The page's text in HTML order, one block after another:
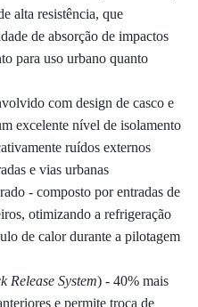
alta resistência, que
de absorção de impactos
para uso urbano quanto
com design de casco e
excelente nível de isolamento
ruídos externos
e vias urbanas
- composto por entradas de
otimizando a refrigeração
de calor durante a pilotagem
Release System) - 40% mais
e permite troca de